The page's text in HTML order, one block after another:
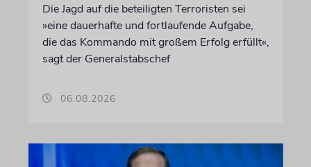
Die Jagd auf die beteiligten Terroristen sei
»eine dauerhafte und fortlaufende Aufgabe,
die das Kommando mit großem Erfolg erfüllt«,
sagt der Generalstabschef
06.08.2026